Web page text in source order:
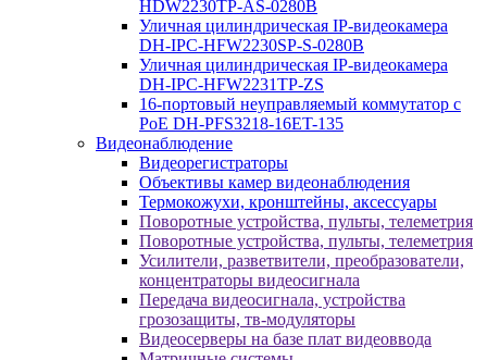
HDW2230TP-AS-0280B
Уличная цилиндрическая IP-видеокамера
DH-IPC-HFW2230SP-S-0280B
Уличная цилиндрическая IP-видеокамера
DH-IPC-HFW2231TP-ZS
16-портовый неуправляемый коммутатор с
РоЕ DH-PFS3218-16ET-135
Видеонаблюдение
Видеорегистраторы
Объективы камер видеонаблюдения
Термокожухи, кронштейны, аксессуары
Поворотные устройства, пульты, телеметрия
Поворотные устройства, пульты, телеметрия
Усилители, разветвители, преобразователи,
концентраторы видеосигнала
Передача видеосигнала, устройства
грозозащиты, тв-модуляторы
Видеосерверы на базе плат видеоввода